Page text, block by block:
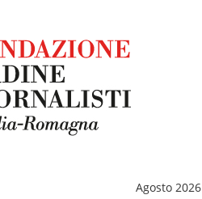
Agosto 2026